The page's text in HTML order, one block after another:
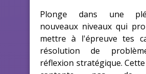
Plonge dans une
nouveaux niveaux qui
mettre à l'épreuve tes
résolution de
réflexion stratégique.